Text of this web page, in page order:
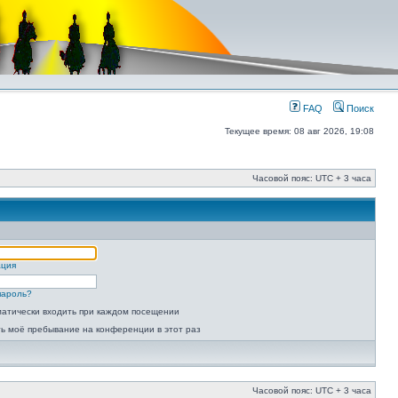
FAQ Поиск
Текущее время: 08 авг 2026, 19:08
Часовой пояс: UTC + 3 часа
входить при каждом посещении
моё пребывание на конференции в этот раз
Часовой пояс: UTC + 3 часа